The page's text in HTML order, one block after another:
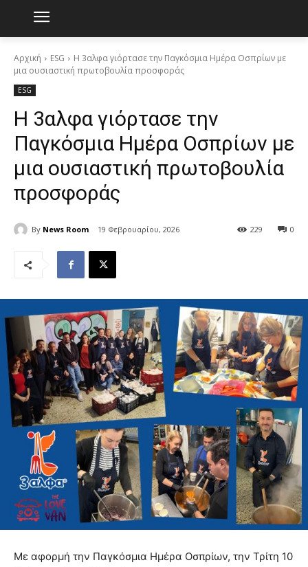
Αρχική ESG
Η 3αλφα γιόρτασε την Παγκόσμια Ημέρα Οσπρίων με
μια ουσιαστική πρωτοβουλία προσφοράς
ESG
Η 3αλφα γιόρτασε την
Παγκόσμια Ημέρα Οσπρίων με
μια ουσιαστική πρωτοβουλία
προσφοράς
By News Room 19 Φεβρουαρίου, 2026 0
229
Με αφορμή την Παγκόσμια Ημέρα Οσπρίων, την Τρίτη 10